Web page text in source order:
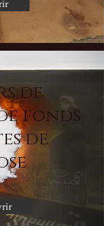
de
fonds
de